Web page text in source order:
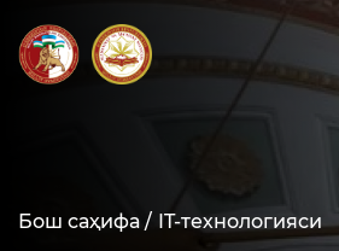
Бош саҳифа / IT-технологияси